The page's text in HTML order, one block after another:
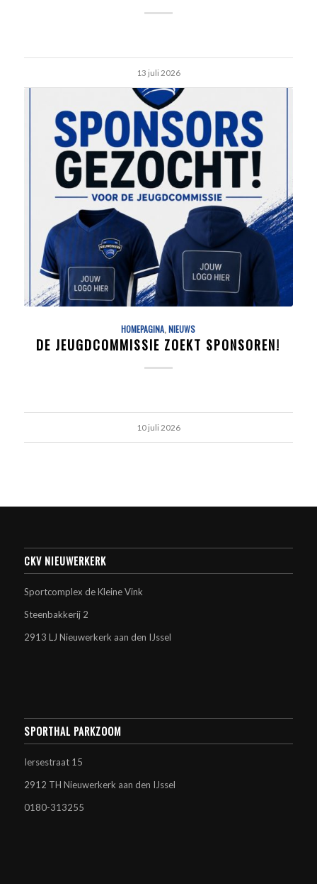
13 juli 2026
HOMEPAGINA,NIEUWS
DE JEUGDCOMMISSIE ZOEKT SPONSOREN!
10 juli 2026
CKV NIEUWERKERK
Sportcomplex de Kleine Vink
Steenbakkerij 2
2913 LJ Nieuwerkerk aan den IJssel
SPORTHAL PARKZOOM
Iersestraat 15
2912 TH Nieuwerkerk aan den IJssel
0180-313255